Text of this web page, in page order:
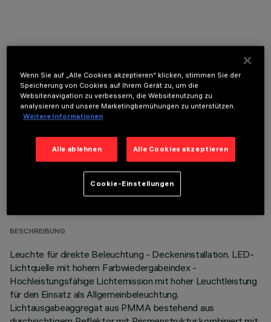
ERFORDERLICHES ZUBEHÖR
Um das Produkt ordnungsgemäß zu installieren und zu betreiben, muss eines der erforderlichen
Zubehörteile bestellt werden:
TECHNISCHE DATEN
BESCHREIBUNG
Leuchte für direkte Beleuchtung - Deckeninstallation. LED-
Lichtquelle mit hohem Farbwiedergabeindex -
Hochleistungsfähige Lichtemission mit hoher Leuchtleistung
für den Einsatz als Allgemeinbeleuchtung.
Lichtausgabeaggregat aus PMMA bestehend aus
Wenn Sie auf „Alle Cookies akzeptieren“ klicken, stimmen Sie der
Speicherung von Cookies auf Ihrem Gerät zu, um die
Websitenavigation zu verbessern, die Websitenutzung zu
analysieren und unsere Marketingbemühungen zu unterstützen.
Weitere Informationen
Alle ablehnen Alle Cookies akzeptieren
Cookie-Einstellungen